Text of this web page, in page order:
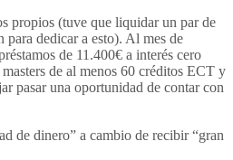
propios (tuve que liquidar un par de
para dedicar a esto). Al mes de
de 11.400€ a interés cero
de al menos 60 créditos ECT y
pasar una oportunidad de contar con
de dinero” a cambio de recibir “gran